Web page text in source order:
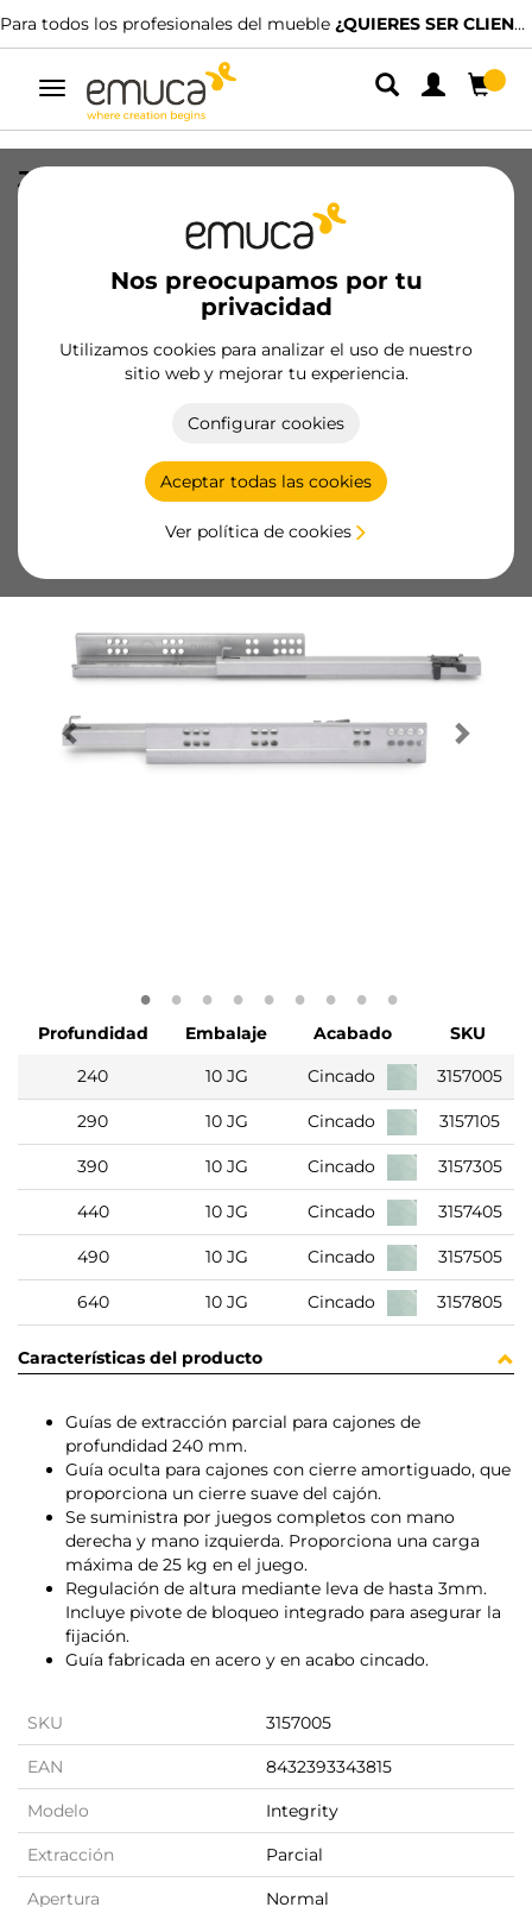
Para todos los profesionales del mueble ¿QUIERES SER CLIENTE?
Alternar
navegación
Nos preocupamos por tu
privacidad
Utilizamos cookies para analizar el uso de nuestro
sitio web y mejorar tu experiencia.
Configurar cookies
Aceptar todas las cookies
Ver política de cookies
Juego de guías ocultas para cajones
Integrity, de extracción parcial, con
cierre suave, profundidad 240mm,
Acero, Cincado
8432393343815
Hazte cliente
Profundidad Embalaje Acabado
SKU
240
10 JG Cincado 3157005
290 10 JG Cincado 3157105
390 10 JG Cincado 3157305
440 10 JG Cincado 3157405
490 10 JG Cincado 3157505
640 10 JG Cincado 3157805
Características del producto
Guías de extracción parcial para cajones de
profundidad 240 mm.
Guía oculta para cajones con cierre amortiguado, que
proporciona un cierre suave del cajón.
Se suministra por juegos completos con mano
derecha y mano izquierda. Proporciona una carga
máxima de 25 kg en el juego.
Regulación de altura mediante leva de hasta 3mm.
Incluye pivote de bloqueo integrado para asegurar la
fijación.
Guía fabricada en acero y en acabo cincado.
SKU 3157005
EAN 8432393343815
Modelo Integrity
Extracción Parcial
Apertura Normal